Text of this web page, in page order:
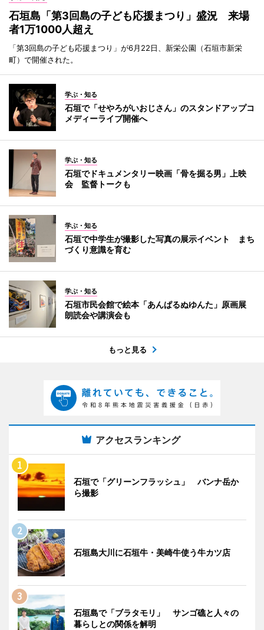
石垣島「第3回島の子ども応援まつり」盛況 来場
者1万1000人超え
「第3回島の子ども応援まつり」が6月22日、新栄公園（石垣市新栄
町）で開催された。
学ぶ・知る
石垣で「せやろがいおじさん」のスタンドアップコ
メディーライブ開催へ
学ぶ・知る
石垣でドキュメンタリー映画「骨を掘る男」上映
会 監督トークも
学ぶ・知る
石垣で中学生が撮影した写真の展示イベント まち
づくり意識を育む
学ぶ・知る
石垣市民会館で絵本「あんぱるぬゆんた」原画展
朗読会や講演会も
もっと見る
アクセスランキング
石垣で「グリーンフラッシュ」 バンナ岳か
ら撮影
石垣島大川に石垣牛・美崎牛使う牛カツ店
石垣島で「ブラタモリ」 サンゴ礁と人々の
暮らしとの関係を解明